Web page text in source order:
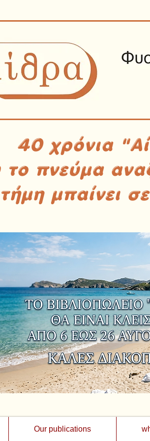
40 χρόνια
το πνεύμα
μπαίνει
Our publications